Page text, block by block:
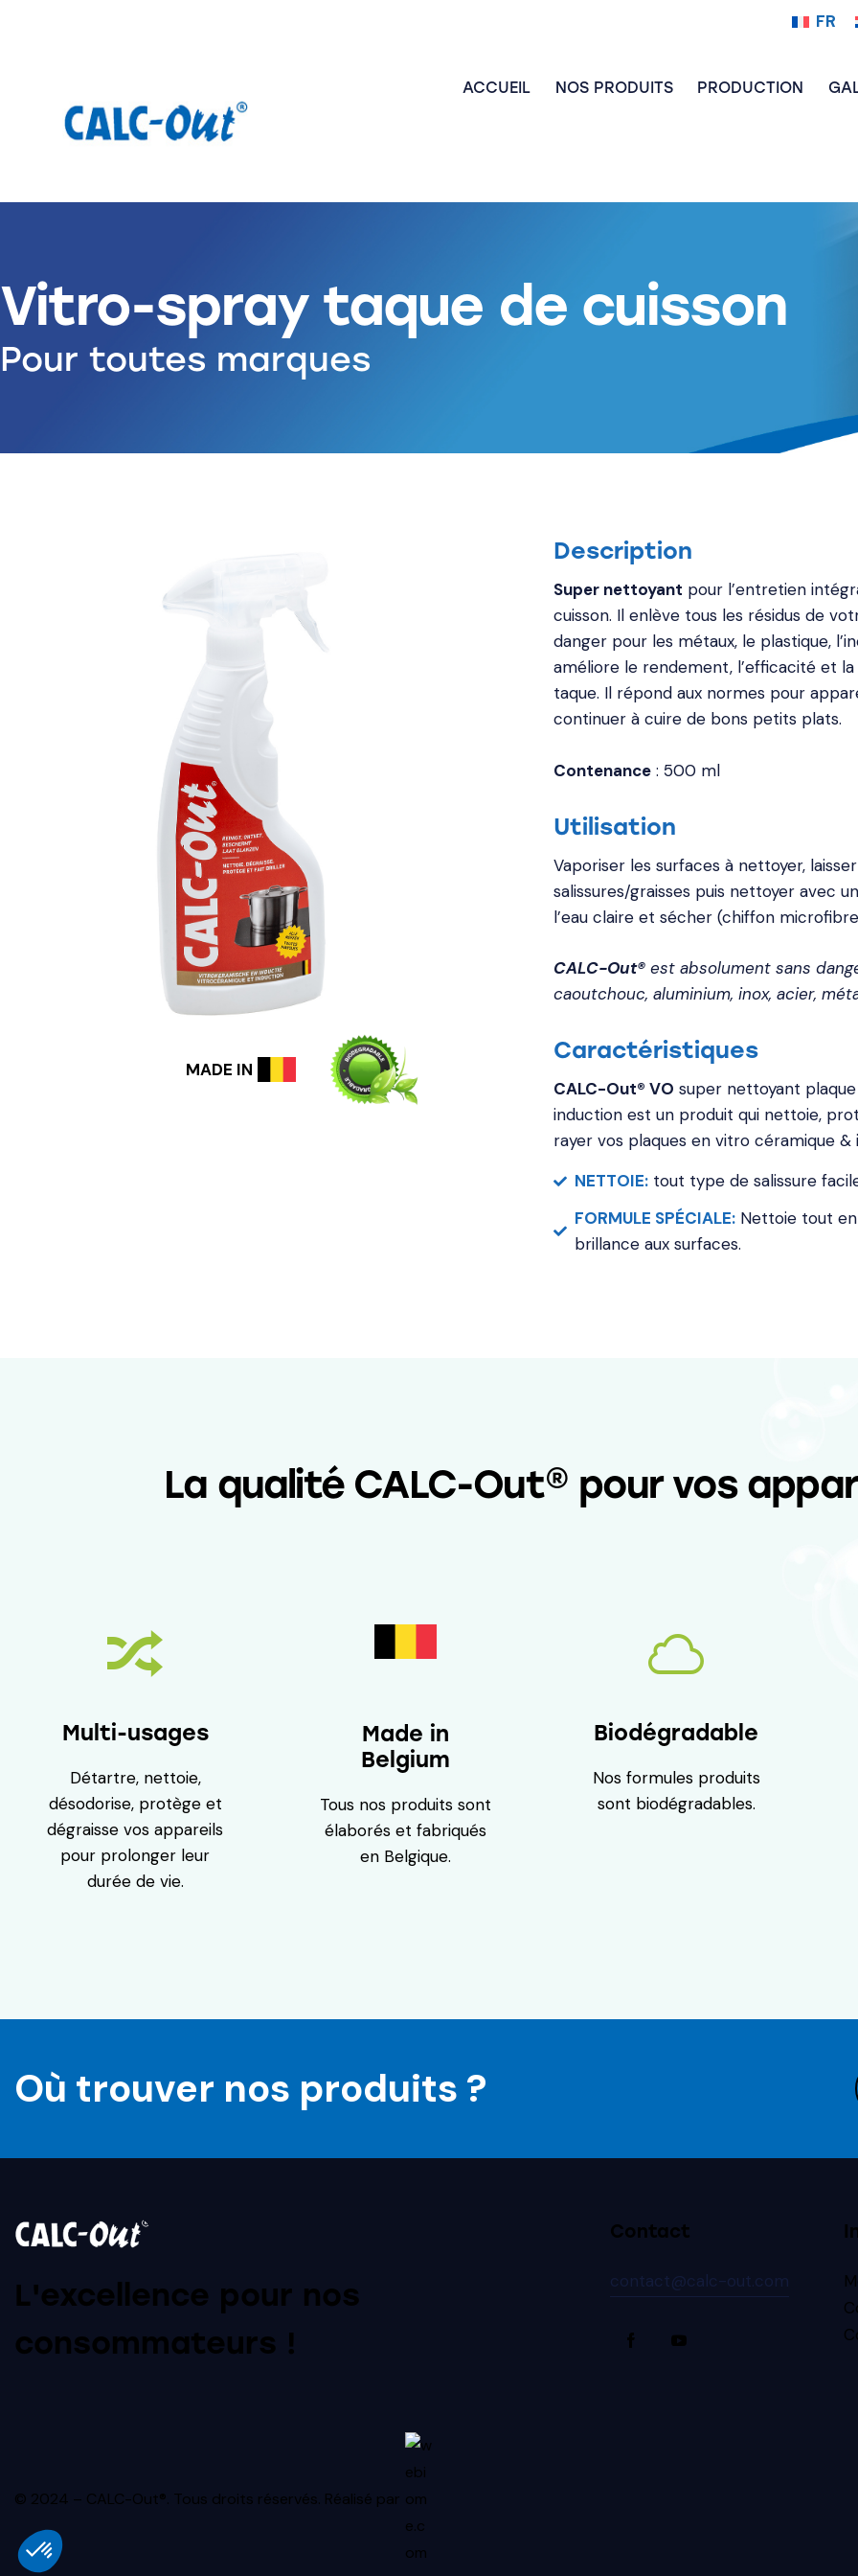
FR
ACCUEIL NOS PRODUITS PRODUCTION
Vitro-spray taque de cuisson
Pour toutes marques
MADE IN
Description
Super nettoyant pour l’entretien
cuisson. Il enlève tous les résidus de
danger pour les métaux, le plastique,
améliore le rendement, l’efficacité et
taque. Il répond aux normes pour
continuer à cuire de bons petits plats.
Contenance: 500 ml
Utilisation
Vaporiser les surfaces à nettoyer,
salissures/graisses puis nettoyer avec
l’eau claire et sécher (chiffon
CALC-Out®est absolument sans
caoutchouc, aluminium, inox, acier,
Caractéristiques
CALC-Out® VO super nettoyant
induction est un produit qui nettoie,
rayer vos plaques en vitro céramique &
NETTOIE: tout type de salissure
FORMULE SPÉCIALE: Nettoie tout
brillance aux surfaces.
La qualité CALC-Out® pour vos
Multi-usages
Détartre, nettoie,
désodorise, protège et
dégraisse vos appareils
pour prolonger leur
durée de vie.
Made in
Belgium
Tous nos produits sont
élaborés et fabriqués
en Belgique.
Biodégradable
Nos formules produits
sont biodégradables.
Où trouver nos produits ?
L'excellence pour nos
consommateurs !
Contact
contact@calc-out.com
© 2024 – CALC-Out®. Tous droits réservés. Réalisé par